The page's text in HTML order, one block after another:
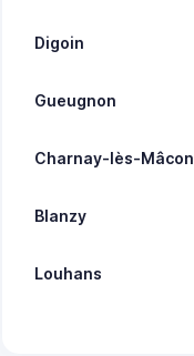
Digoin
Gueugnon
Charnay-lès-Mâcon
Blanzy
Louhans